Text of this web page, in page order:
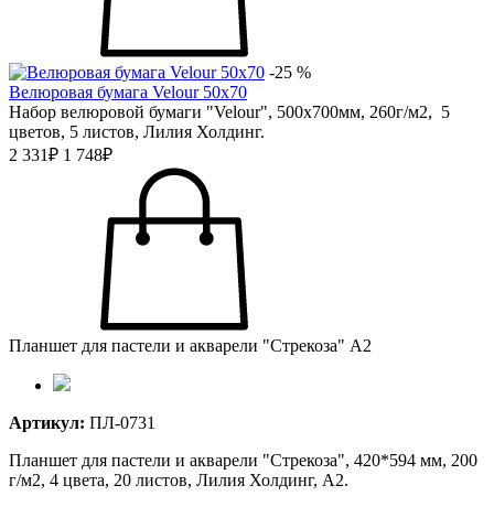
-25 %
Велюровая бумага Velour 50х70
Набор велюровой бумаги "Velour", 500х700мм, 260г/м2, 5
цветов, 5 листов, Лилия Холдинг.
2 331₽ 1 748₽
Планшет для пастели и акварели "Стрекоза" А2
Артикул: ПЛ-0731
Планшет для пастели и акварели "Стрекоза", 420*594 мм, 200
г/м2, 4 цвета, 20 листов, Лилия Холдинг, А2.